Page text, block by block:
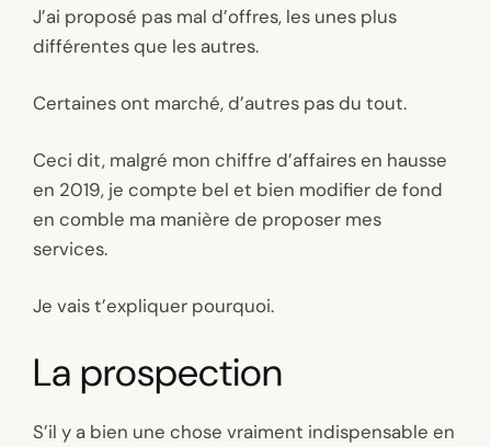
J’ai proposé pas mal d’offres, les unes plus
différentes que les autres.
Certaines ont marché, d’autres pas du tout.
Ceci dit, malgré mon chiffre d’affaires en hausse
en 2019, je compte bel et bien modifier de fond
en comble ma manière de proposer mes
services.
Je vais t’expliquer pourquoi.
La prospection
S’il y a bien une chose vraiment indispensable en